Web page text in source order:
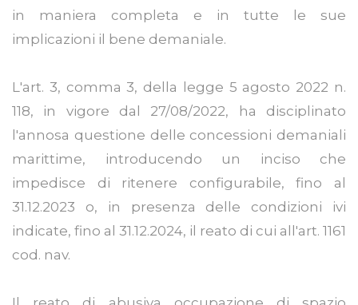
in maniera completa e in tutte le sue
implicazioni il bene demaniale.
L'art. 3, comma 3, della legge 5 agosto 2022 n.
118, in vigore dal 27/08/2022, ha disciplinato
l'annosa questione delle concessioni demaniali
marittime, introducendo un inciso che
impedisce di ritenere configurabile, fino al
31.12.2023 o, in presenza delle condizioni ivi
indicate, fino al 31.12.2024, il reato di cui all'art. 1161
cod. nav.